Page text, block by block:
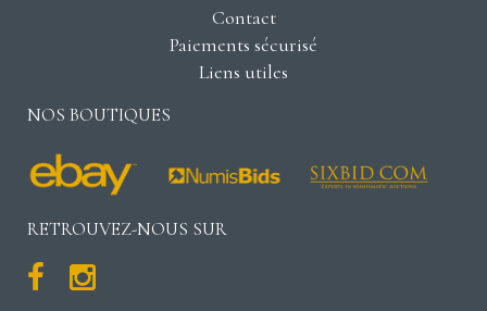
Contact
Paiements sécurisé
Liens utiles
NOS BOUTIQUES
RETROUVEZ-NOUS SUR